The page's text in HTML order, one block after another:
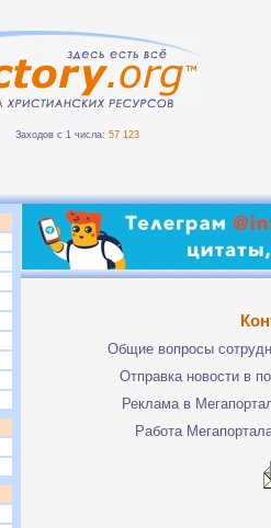
Заходов с 1 числа: 57 123
Общие вопросы
Отправка новости в
Реклама в
Работа